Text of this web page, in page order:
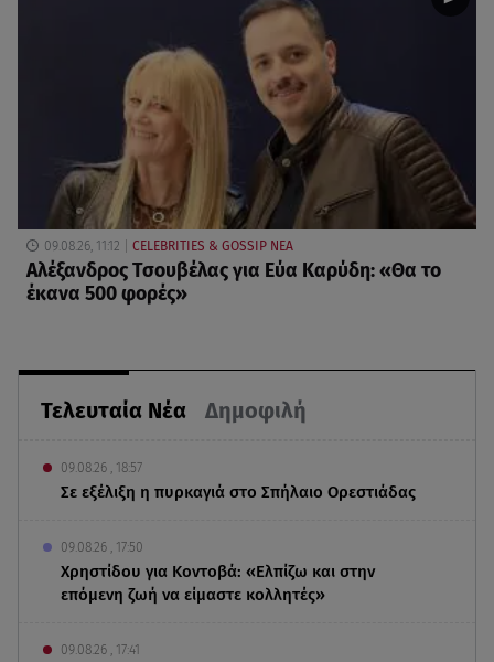
Τελευταία Νέα Δημοφιλή
09.08.26 , 18:57
Σε εξέλιξη η πυρκαγιά στο Σπήλαιο Ορεστιάδας
09.08.26 , 17:50
Χρηστίδου για Κοντοβά: «Ελπίζω και στην
επόμενη ζωή να είμαστε κολλητές»
09.08.26 , 17:41
09.08.26, 11:12 CELEBRITIES & GOSSIP ΝΕΑ
Αλέξανδρος Τσουβέλας για Εύα Καρύδη: «Θα το
έκανα 500 φορές»